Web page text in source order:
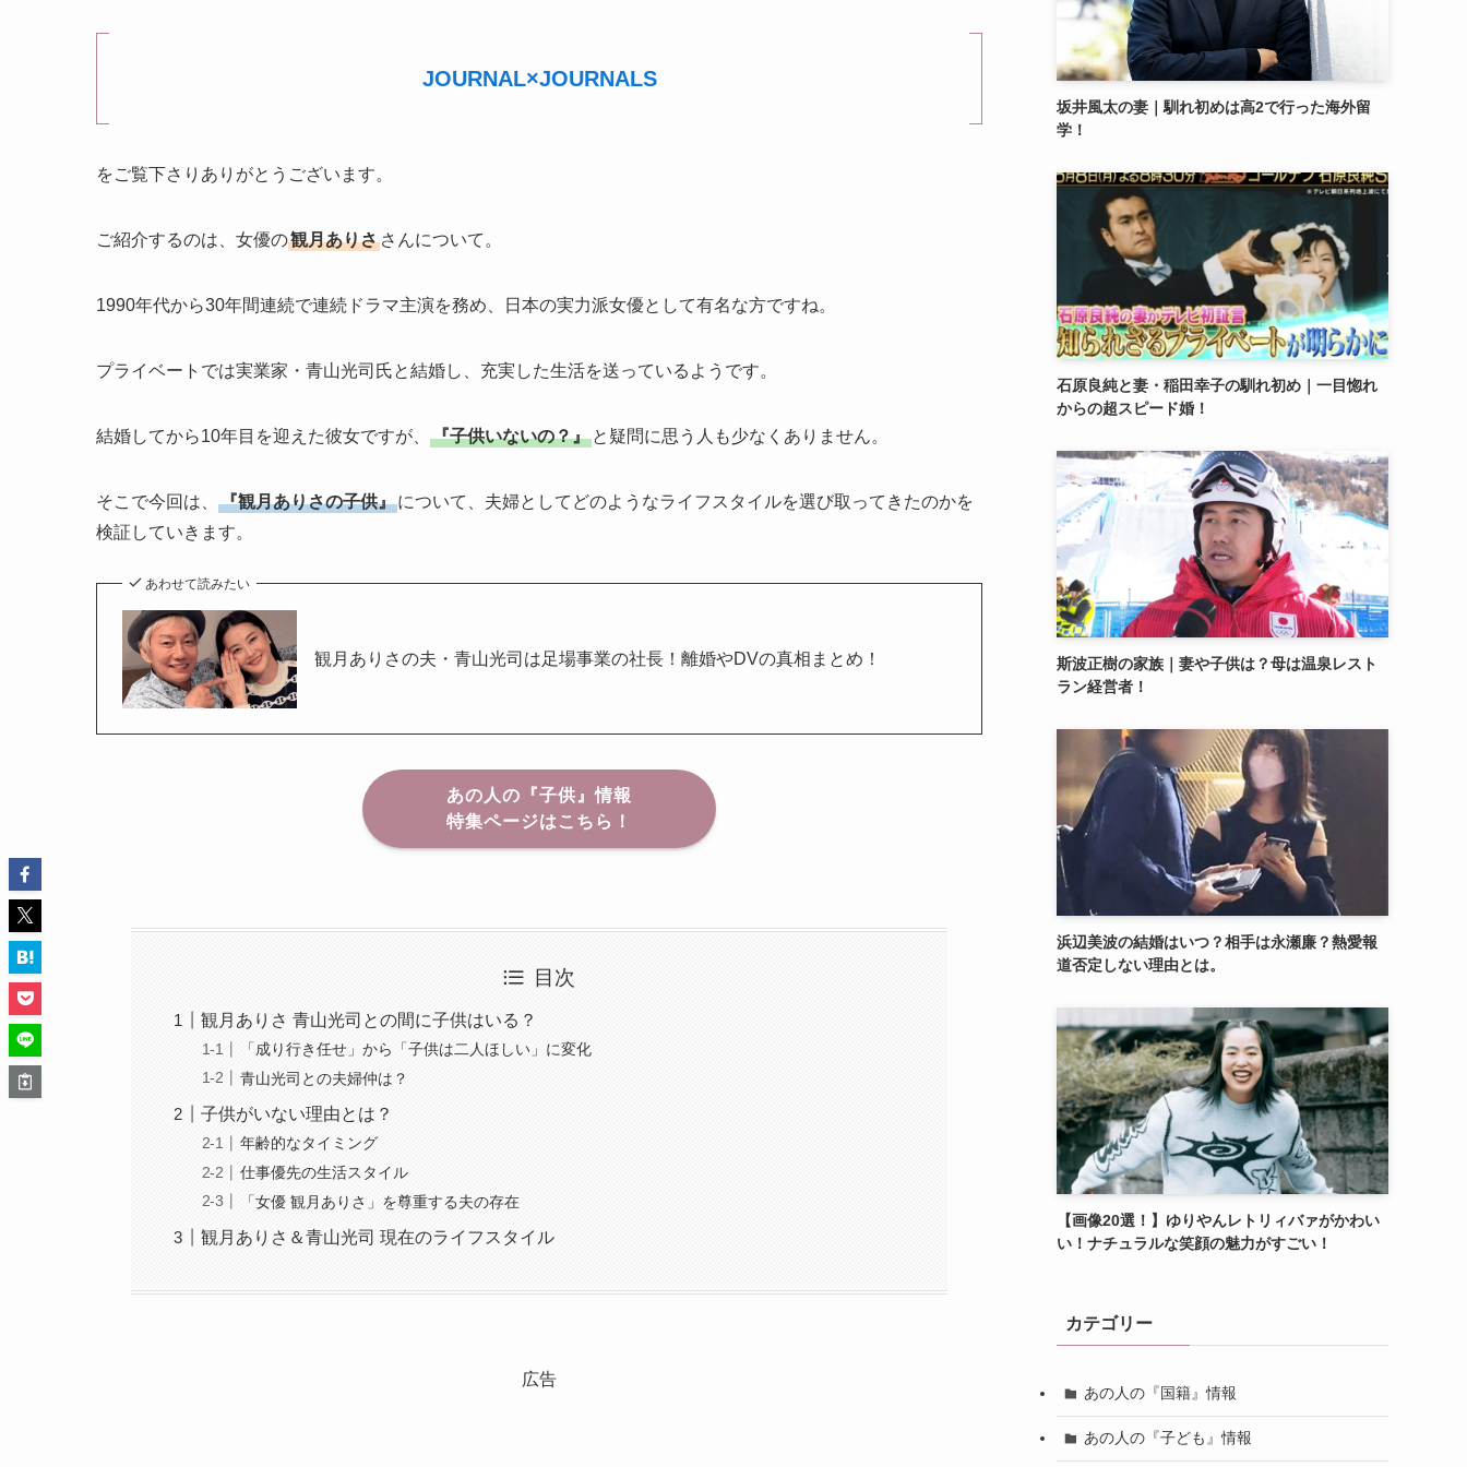
JOURNAL×JOURNALS
をご覧下さりありがとうございます。
ご紹介するのは、女優の観月ありさ さんについて。
1990年代から30年間連続で連続ドラマ主演を務め、日本の実力派女優として有名な方ですね。
プライベートでは実業家・青山光司氏と結婚し、充実した生活を送っているようです。
結婚してから10年目を迎えた彼女ですが、 『子供いないの？』 と疑問に思う人も少なくありません。
そこで今回は、 『観月ありさの子供』について、夫婦としてどのようなライフスタイルを選び取ってきたのかを
検証していきます。
あわせて読みたい
観月ありさの夫・青山光司は足場事業の社長！離婚やDVの真相まとめ！
あの人の『子供』情報
特集ページはこちら！
目次
観月ありさ 青山光司との間に子供はいる？
「成り行き任せ」から「子供は二人ほしい」に変化
青山光司との夫婦仲は？
子供がいない理由とは？
年齢的なタイミング
仕事優先の生活スタイル
「女優 観月ありさ」を尊重する夫の存在
観月ありさ＆青山光司 現在のライフスタイル
広告
坂井風太の妻｜馴れ初めは高2で行った海外留
学！
石原良純と妻・稲田幸子の馴れ初め｜一目惚れ
からの超スピード婚！
斯波正樹の家族｜妻や子供は？母は温泉レスト
ラン経営者！
浜辺美波の結婚はいつ？相手は永瀬廉？熱愛報
道否定しない理由とは。
【画像20選！】ゆりやんレトリィバァがかわい
い！ナチュラルな笑顔の魅力がすごい！
カテゴリー
あの人の『国籍』情報
あの人の『子ども』情報